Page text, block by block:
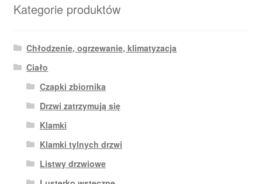
Kategorie produktów
Chłodzenie, ogrzewanie, klimatyzacja
Ciało
Czapki zbiornika
Drzwi zatrzymują się
Klamki
Klamki tylnych drzwi
Listwy drzwiowe